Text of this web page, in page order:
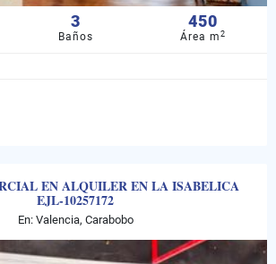
3
Baños
450
Área m2
EN ALQUILER EN LA ISABELICA
EJL-10257172
En: Valencia, Carabobo